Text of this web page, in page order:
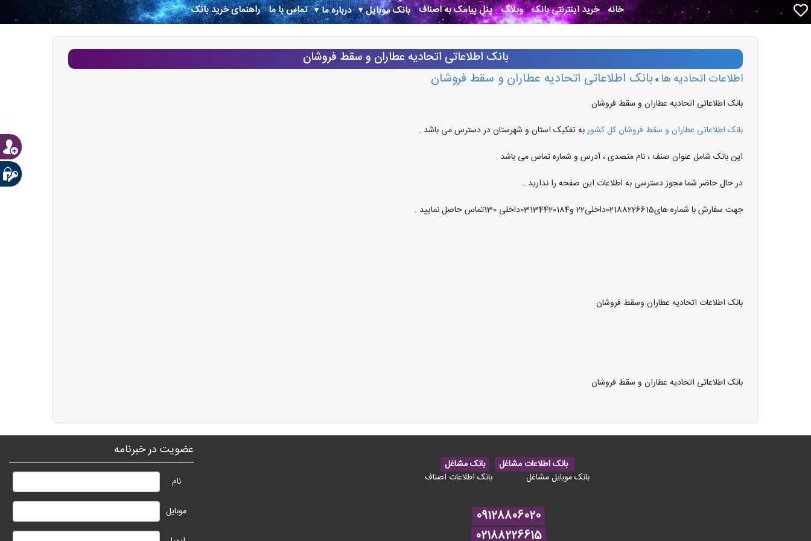
خانه خرید اینترنتی بانک وبلاگ پنل پیامک به اصناف بانک موبایل درباره ما تماس با ما راهنمای خرید بانک
بانک اطلاعاتی اتحادیه عطاران و سقط فروشان
اطلاعات اتحادیه ها »بانک اطلاعاتی اتحادیه عطاران و سقط فروشان
بانک اطلاعاتی اتحادیه عطاران و سقط فروشان
بانک اطلاعاتی عطاران و سقط فروشان کل کشوربه تفکیک استان و شهرستان در دسترس می باشد .
این بانک شامل عنوان صنف ، نام متصدی ، آدرس و شماره تماس می باشد .
در حال حاضر شما مجوز دسترسی به اطلاعات این صفحه را ندارید .
جهت سفارش با شماره های02188226615داخلی22 و03134420184داخلی 130تماس حاصل نمایید .
بانک اطلاعات اتحادیه عطاران وسقط فروشان
بانک اطلاعاتی اتحادیه عطاران و سقط فروشان
بانک اطلاعات مشاغل
بانک مشاغل
بانک موبایل مشاغل
بانک اطلاعات اصناف
09128806020
02188226615
عضویت در خبرنامه
نام
موبایل